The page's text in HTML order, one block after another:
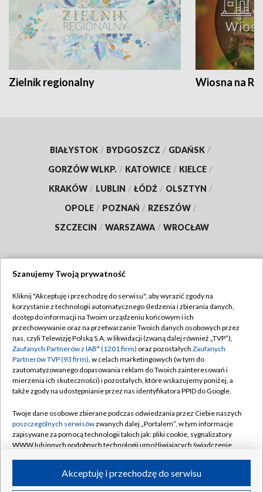
Zielnik regionalny Wiosna na
BIAŁYSTOK / BYDGOSZCZ / GDAŃSK /
GORZÓW WLKP. / KATOWICE / KIELCE /
KRAKÓW / LUBLIN / ŁÓDŹ / OLSZTYN /
OPOLE / POZNAŃ / RZESZÓW /
SZCZECIN / WARSZAWA / WROCŁAW
TVP
Abonament TVP
Emisja w TVP
Centrum informacji TVP
Naziemna Telewizja Cyfrowa
Rada Programowa
System NOS
Informacje o nadawcy
Program dla prasy
Regulamin TVP
Polityka prywatności
Moje zgody
Pomoc
Kontakt
Kanały
Szanujemy Twoją prywatność
Kliknij "Akceptuję i przechodzę do serwisu", aby wyrazić zgody na
korzystanie z technologii automatycznego śledzenia i zbierania danych,
dostęp do informacji na Twoim urządzeniu końcowym i ich
przechowywanie oraz na przetwarzanie Twoich danych osobowych przez
nas, czyli Telewizję Polską S.A. w likwidacji (zwaną dalej również „TVP”),
Zaufanych Partnerów z IAB* (1201 firm) oraz pozostałych Zaufanych
Partnerów TVP (93 firm), w celach marketingowych (w tym do
zautomatyzowanego dopasowania reklam do Twoich zainteresowań i
mierzenia ich skuteczności) i pozostałych, które wskazujemy poniżej, a
także zgody na udostępnianie przez nas identyfikatora PPID do Google.
Twoje dane osobowe zbierane podczas odwiedzania przez Ciebie naszych
poszczególnych serwisówzwanych dalej „Portalem”, w tym informacje
zapisywane za pomocą technologii takich jak: pliki cookie, sygnalizatory
WWW lub innych podobnych technologii umożliwiających świadczenie
ruchu w Internecie.Akceptuję i przechodzę do serwisu